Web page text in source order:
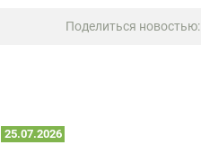
Поделиться новостью:
25.07.2026